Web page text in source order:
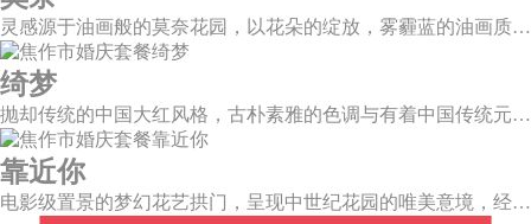
灵感源于油画般的莫奈花园，以花朵的绽放，雾霾蓝的油画质感打造，簇拥着花房的精美花艺点缀。在这幽静美好的方寸之地，浪漫正在生长和蔓延，直至永恒。
绮梦
抛却传统的中国大红风格，古朴素雅的色调与有着中国传统元素相辅相成的新中式风格，象形山岚造型、建筑风格的屏风设计、摇曳生姿的芦苇花艺，带你走进一个充满中式情怀的东方绮梦。
靠近你
电影级置景的梦幻花艺拱门，呈现中世纪花园的唯美意境，经典印花元素搭配几何线条，打造复古与现代共融的极致美景